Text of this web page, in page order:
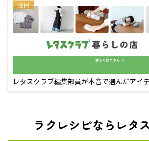
注目
レタスクラブ編集部員が本音で選んだアイ
ラクレシピならレタ